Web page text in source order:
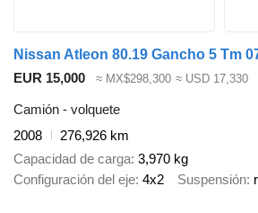
Nissan Atleon 80.19 Gancho 5 Tm
EUR 15,000
≈ MX$298,300 ≈ USD 17,330
Camión - volquete
2008
276,926 km
Capacidad de carga 3,970 kg
Configuración del eje 4x2 Suspensión